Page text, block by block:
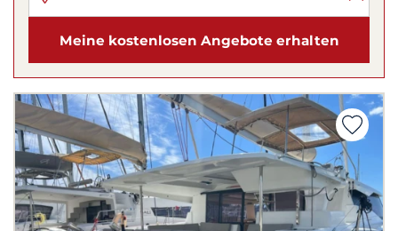
Meine kostenlosen Angebote erhalten